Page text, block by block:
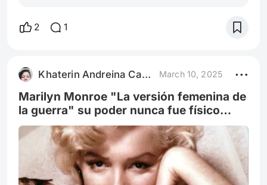
apoyo. Por supuesto, también estaré encantado
Meryl Streep: La Actriz que Haría Creíble hasta un
Mate Frío 🧉😖 ❄️Un abrazo!
2 1
Khaterin Andreina Castillo Rodri March 10, 2025
Marilyn Monroe "La versión femenina de
la guerra" su poder nunca fue físico
,sino psicológico ".